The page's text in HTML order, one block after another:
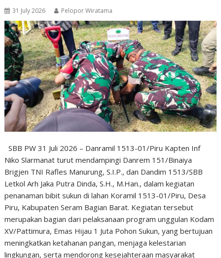
31 July 2026 Pelopor Wiratama
SBB PW 31 Juli 2026 – Danramil 1513-01/Piru Kapten Inf
Niko Slarmanat turut mendampingi Danrem 151/Binaiya
Brigjen TNI Rafles Manurung, S.I.P., dan Dandim 1513/SBB
Letkol Arh Jaka Putra Dinda, S.H., M.Han., dalam kegiatan
penanaman bibit sukun di lahan Koramil 1513-01/Piru, Desa
Piru, Kabupaten Seram Bagian Barat. Kegiatan tersebut
merupakan bagian dari pelaksanaan program unggulan Kodam
XV/Pattimura, Emas Hijau 1 Juta Pohon Sukun, yang bertujuan
meningkatkan ketahanan pangan, menjaga kelestarian
lingkungan, serta mendorong kesejahteraan masyarakat